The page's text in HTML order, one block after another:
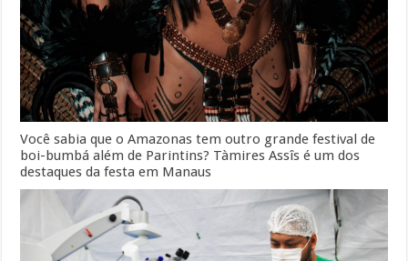
Você sabia que o Amazonas tem outro grande festival de
boi-bumbá além de Parintins? Tàmires Assîs é um dos
destaques da festa em Manaus